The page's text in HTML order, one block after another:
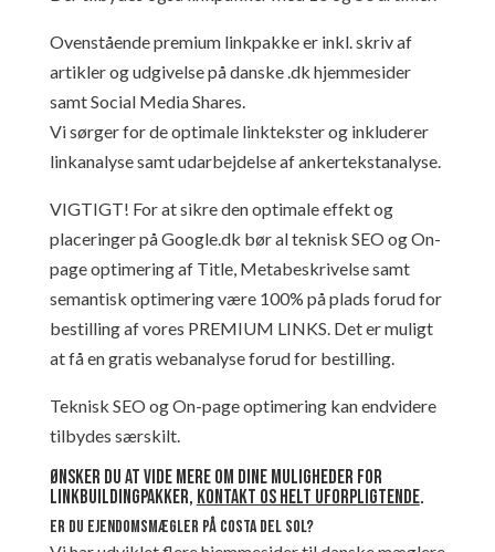
Ovenstående premium linkpakke er inkl. skriv af
artikler og udgivelse på danske .dk hjemmesider
samt Social Media Shares.
Vi sørger for de optimale linktekster og inkluderer
linkanalyse samt udarbejdelse af ankertekstanalyse.
VIGTIGT! For at sikre den optimale effekt og
placeringer på Google.dk bør al teknisk SEO og On-
page optimering af Title, Metabeskrivelse samt
semantisk optimering være 100% på plads forud for
bestilling af vores PREMIUM LINKS. Det er muligt
at få en gratis webanalyse forud for bestilling.
Teknisk SEO og On-page optimering kan endvidere
tilbydes særskilt.
Ønsker du at vide mere om dine muligheder for
linkbuildingpakker, kontakt os helt uforpligtende.
Er du ejendomsmægler på Costa del Sol?